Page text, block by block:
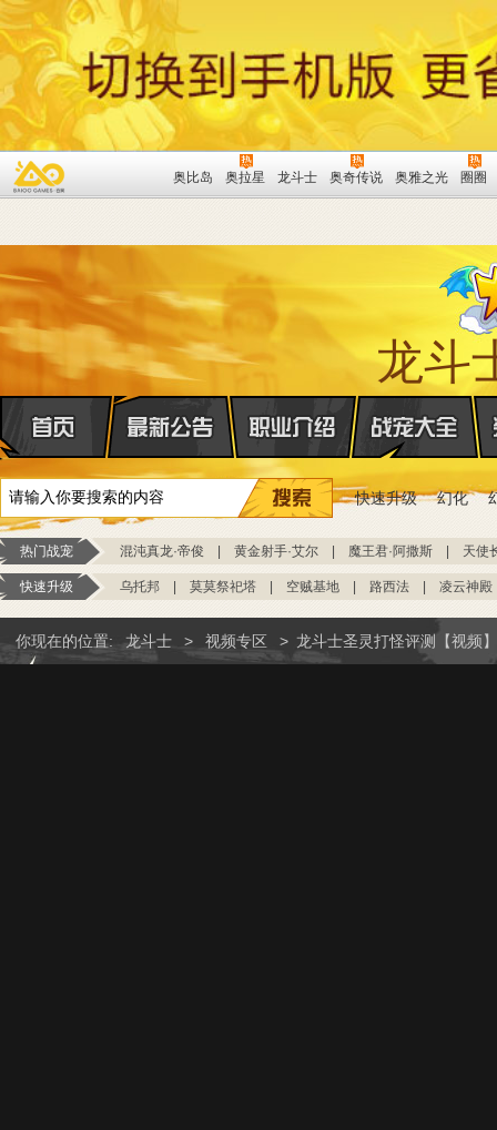
奥比岛 奥拉星 龙斗士 奥奇传说 奥雅之光 圈圈
龙斗
快速升级 幻化
热门战宠 混沌真龙·帝俊 黄金射手·艾尔 魔王君·阿撒斯 天使
快速升级 乌托邦 莫莫祭祀塔 空贼基地 路西法 凌云神殿
你现在的位置: 龙斗士 > 视频专区 > 龙斗士圣灵打怪评测【视频】